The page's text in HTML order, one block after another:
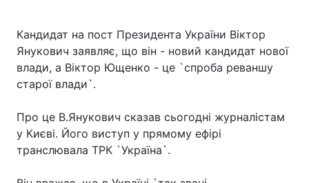
Кандидат на пост Президента України Віктор
Янукович заявляє, що він - новий кандидат нової
влади, а Віктор Ющенко - це `спроба реваншу
старої влади`.
Про це В.Янукович сказав сьогодні журналістам
у Києві. Його виступ у прямому ефірі
транслювала ТРК `Україна`.